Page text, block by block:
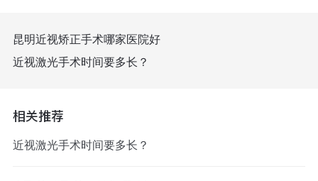
昆明近视矫正手术哪家医院好
近视激光手术时间要多长？
相关推荐
近视激光手术时间要多长？